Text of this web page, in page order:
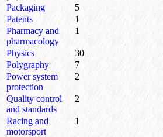
Packaging
5
Patents
1
Pharmacy and
pharmacology
1
Physics
30
Polygraphy
7
Power system
protection
2
Quality control
and standards
2
Racing and
motorsport
1